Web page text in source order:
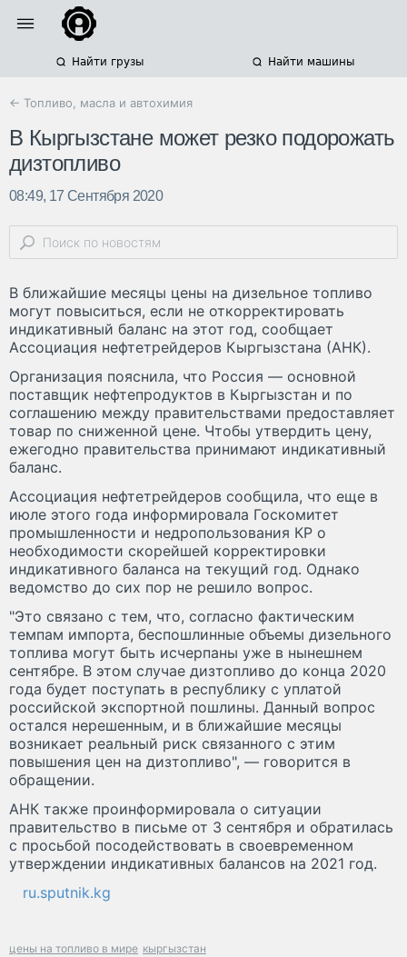
Найти грузы Найти машины
← Топливо, масла и автохимия
В Кыргызстане может резко подорожать
дизтопливо
08:49, 17 Сентября 2020
В ближайшие месяцы цены на дизельное топливо
могут повыситься, если не откорректировать
индикативный баланс на этот год, сообщает
Ассоциация нефтетрейдеров Кыргызстана (АНК).
Организация пояснила, что Россия — основной
поставщик нефтепродуктов в Кыргызстан и по
соглашению между правительствами предоставляет
товар по сниженной цене. Чтобы утвердить цену,
ежегодно правительства принимают индикативный
баланс.
Ассоциация нефтетрейдеров сообщила, что еще в
июле этого года информировала Госкомитет
промышленности и недропользования КР о
необходимости скорейшей корректировки
индикативного баланса на текущий год. Однако
ведомство до сих пор не решило вопрос.
"Это связано с тем, что, согласно фактическим
темпам импорта, беспошлинные объемы дизельного
топлива могут быть исчерпаны уже в нынешнем
сентябре. В этом случае дизтопливо до конца 2020
года будет поступать в республику с уплатой
российской экспортной пошлины. Данный вопрос
остался нерешенным, и в ближайшие месяцы
возникает реальный риск связанного с этим
повышения цен на дизтопливо", — говорится в
обращении.
АНК также проинформировала о ситуации
правительство в письме от 3 сентября и обратилась
с просьбой посодействовать в своевременном
утверждении индикативных балансов на 2021 год.
ru.sputnik.kg
цены на топливо в мире кыргызстан